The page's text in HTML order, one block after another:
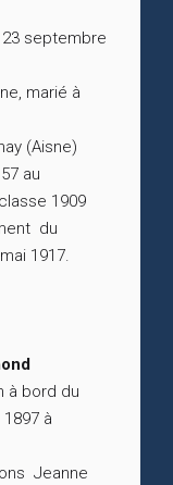
23 septembre
marié à
(Aisne)
au
1909
du
1917.
à bord du
à
Jeanne